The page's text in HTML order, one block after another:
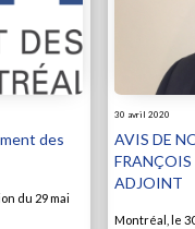
des
du 29 mai
30 avril 2020
AVIS DE
FRANÇOIS
ADJOINT
Montréal, le